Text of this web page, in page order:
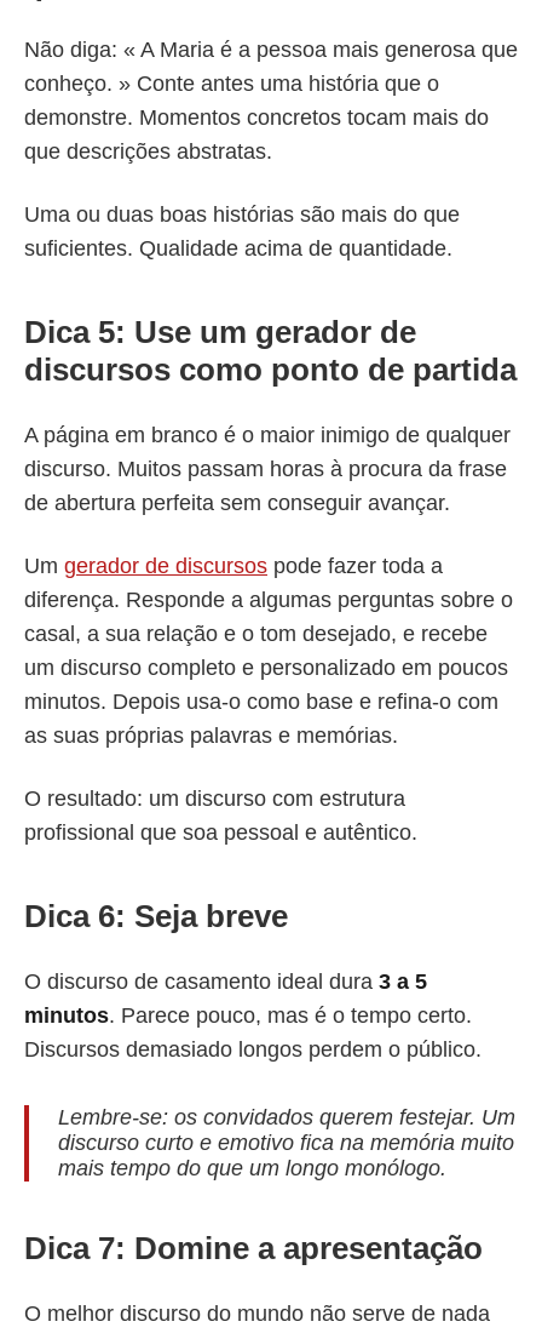
Não diga: « A Maria é a pessoa mais generosa que
conheço. » Conte antes uma história que o
demonstre. Momentos concretos tocam mais do
que descrições abstratas.
Uma ou duas boas histórias são mais do que
suficientes. Qualidade acima de quantidade.
Dica 5: Use um gerador de
discursos como ponto de partida
A página em branco é o maior inimigo de qualquer
discurso. Muitos passam horas à procura da frase
de abertura perfeita sem conseguir avançar.
Um gerador de discursos pode fazer toda a
diferença. Responde a algumas perguntas sobre o
casal, a sua relação e o tom desejado, e recebe
um discurso completo e personalizado em poucos
minutos. Depois usa-o como base e refina-o com
as suas próprias palavras e memórias.
O resultado: um discurso com estrutura
profissional que soa pessoal e autêntico.
Dica 6: Seja breve
O discurso de casamento ideal dura 3 a 5
minutos. Parece pouco, mas é o tempo certo.
Discursos demasiado longos perdem o público.
Lembre-se: os convidados querem festejar. Um
discurso curto e emotivo fica na memória muito
mais tempo do que um longo monólogo.
Dica 7: Domine a apresentação
O melhor discurso do mundo não serve de nada